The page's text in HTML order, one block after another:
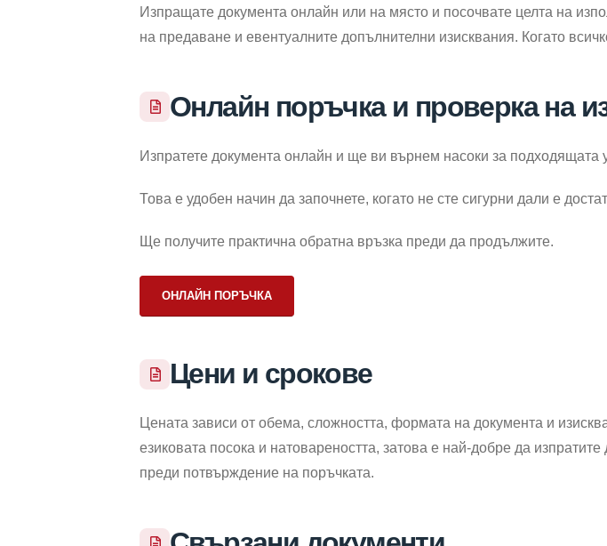
Изпращате документа онлайн или на място и посочвате целта на
на предаване и евентуалните допълнителни изисквания. Когато
Онлайн поръчка и проверка на
Изпратете документа онлайн и ще ви върнем насоки за подходящата
Това е удобен начин да започнете, когато не сте сигурни дали е
Ще получите практична обратна връзка преди да продължите.
ОНЛАЙН ПОРЪЧКА
Цени и срокове
Цената зависи от обема, сложността, формата на документа и
езиковата посока и натовареността, затова е най-добре да
преди потвърждение на поръчката.